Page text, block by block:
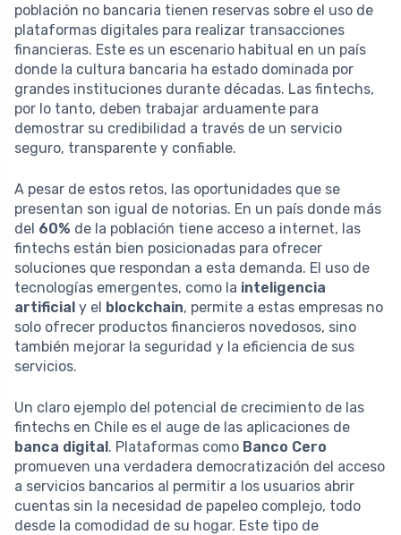
población no bancaria tienen reservas sobre el uso de
plataformas digitales para realizar transacciones
financieras. Este es un escenario habitual en un país
donde la cultura bancaria ha estado dominada por
grandes instituciones durante décadas. Las fintechs,
por lo tanto, deben trabajar arduamente para
demostrar su credibilidad a través de un servicio
seguro, transparente y confiable.
A pesar de estos retos, las oportunidades que se
presentan son igual de notorias. En un país donde más
del 60% de la población tiene acceso a internet, las
fintechs están bien posicionadas para ofrecer
soluciones que respondan a esta demanda. El uso de
tecnologías emergentes, como la inteligencia
artificial y el blockchain, permite a estas empresas no
solo ofrecer productos financieros novedosos, sino
también mejorar la seguridad y la eficiencia de sus
servicios.
Un claro ejemplo del potencial de crecimiento de las
fintechs en Chile es el auge de las aplicaciones de
banca digital. Plataformas como Banco Cero
promueven una verdadera democratización del acceso
a servicios bancarios al permitir a los usuarios abrir
cuentas sin la necesidad de papeleo complejo, todo
desde la comodidad de su hogar. Este tipo de